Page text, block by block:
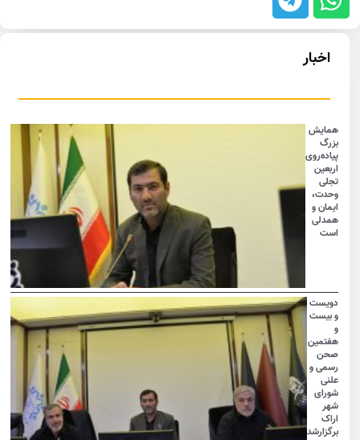
اخبار
همایش
بزرگ
پیاده‌روی
اربعین
تجلی
وحدت،
ایمان و
همدلی
است
دویست
و بیست
هفتمین
صحن
رسمی و
علنی
شورای
شهر
اراک
برگزارشد